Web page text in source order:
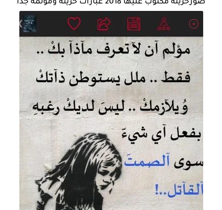
صورحزينة مكتوب عليها 2018 عبارات حزينة ومؤلمة جدا